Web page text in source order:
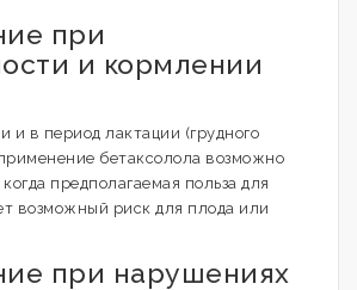
при
и кормлении
и в период лактации (грудного
бетаксолола возможно
предполагаемая польза для
возможный риск для плода или
при нарушениях